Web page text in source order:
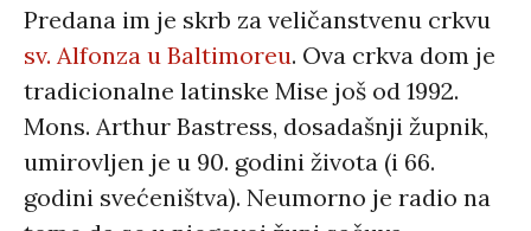
Predana im je skrb za veličanstvenu crkvu
sv. Alfonza u Baltimoreu. Ova crkva dom je
tradicionalne latinske Mise još od 1992.
Mons. Arthur Bastress, dosadašnji župnik,
umirovljen je u 90. godini života (i 66.
godini svećeništva). Neumorno je radio na